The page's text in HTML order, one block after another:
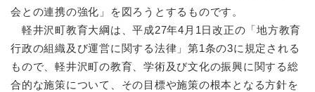
会との連携の強化」を図ろうとするものです。
軽井沢町教育大綱は、平成27年4月1日改正の「地方教育
行政の組織及び運営に関する法律」第1条の3に規定される
もので、軽井沢町の教育、学術及び文化の振興に関する総
合的な施策について、その目標や施策の根本となる方針を